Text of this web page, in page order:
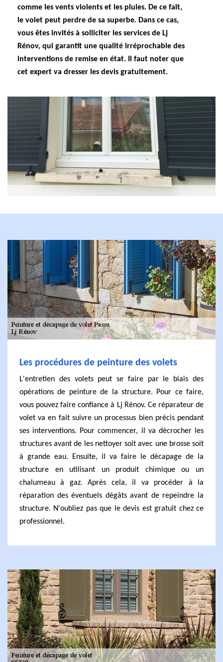
comme les vents violents et les pluies. De ce fait,
le volet peut perdre de sa superbe. Dans ce cas,
vous êtes invités à solliciter les services de Lj
Rénov, qui garantit une qualité irréprochable des
interventions de remise en état. Il faut noter que
cet expert va dresser les devis gratuitement.
Les procédures de peinture des volets
L'entretien des volets peut se faire par le biais des
opérations de peinture de la structure. Pour ce faire,
vous pouvez faire confiance à Lj Rénov. Ce réparateur de
volet va en fait suivre un processus bien précis pendant
ses interventions. Pour commencer, il va décrocher les
structures avant de les nettoyer soit avec une brosse soit
à grande eau. Ensuite, il va faire le décapage de la
structure en utilisant un produit chimique ou un
chalumeau à gaz. Après cela, il va procéder à la
réparation des éventuels dégâts avant de repeindre la
structure. N'oubliez pas que le devis est gratuit chez ce
professionnel.